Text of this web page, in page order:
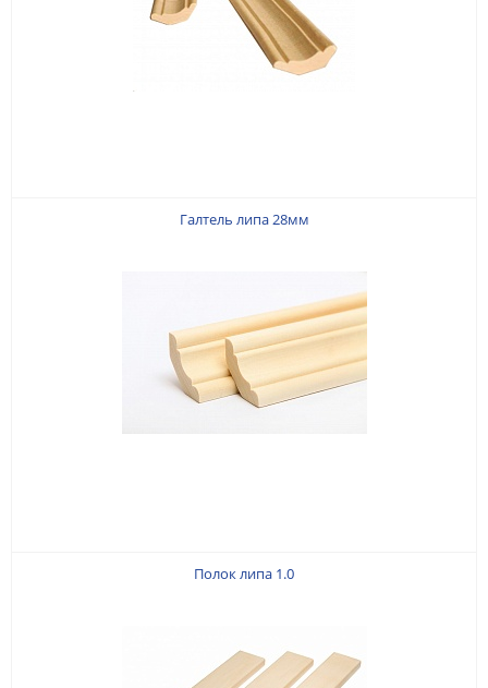
Галтель липа 28мм
Полок липа 1.0